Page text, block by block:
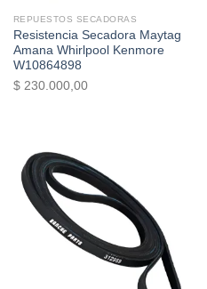
REPUESTOS SECADORAS
Resistencia Secadora Maytag
Amana Whirlpool Kenmore
W10864898
$230.000,00